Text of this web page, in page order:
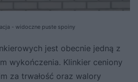
- widoczne puste spoiny
jest obecnie jedną z
wykończenia. Klinkier ceniony
za trwałość oraz walory